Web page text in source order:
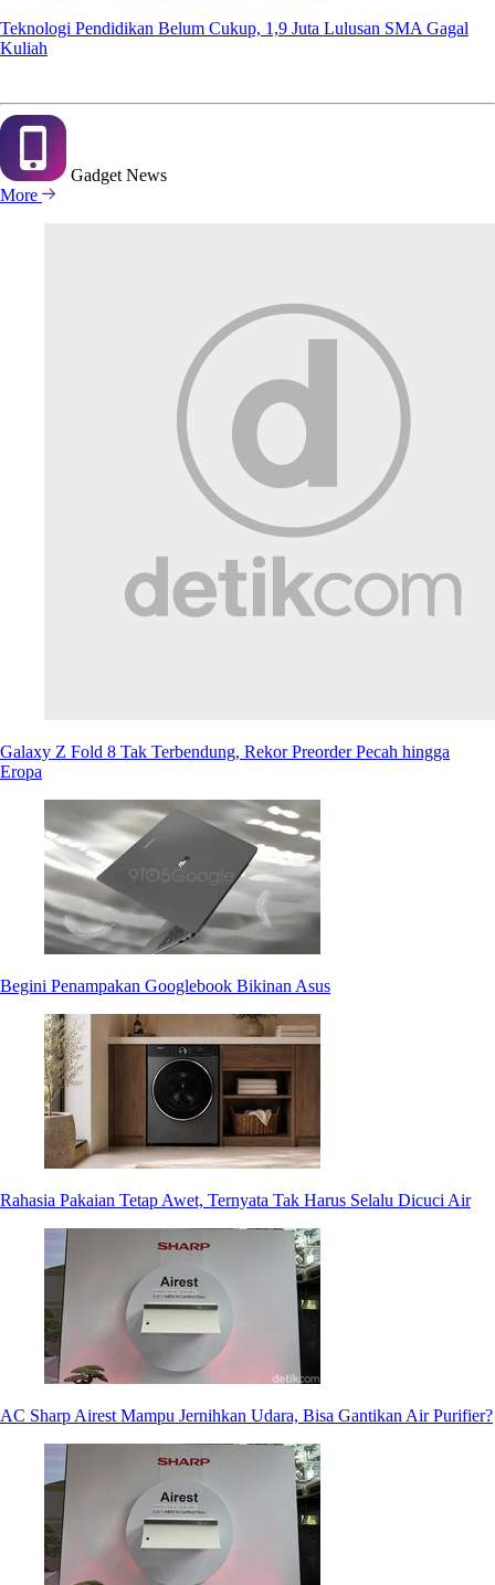
Teknologi Pendidikan Belum Cukup, 1,9 Juta Lulusan SMA Gagal
Kuliah
Gadget News
More
Galaxy Z Fold 8 Tak Terbendung, Rekor Preorder Pecah hingga
Eropa
Begini Penampakan Googlebook Bikinan Asus
Rahasia Pakaian Tetap Awet, Ternyata Tak Harus Selalu Dicuci Air
AC Sharp Airest Mampu Jernihkan Udara, Bisa Gantikan Air Purifier?